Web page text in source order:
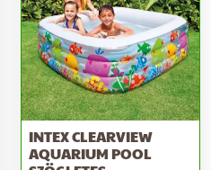
INTEX CLEARVIEW
AQUARIUM POOL